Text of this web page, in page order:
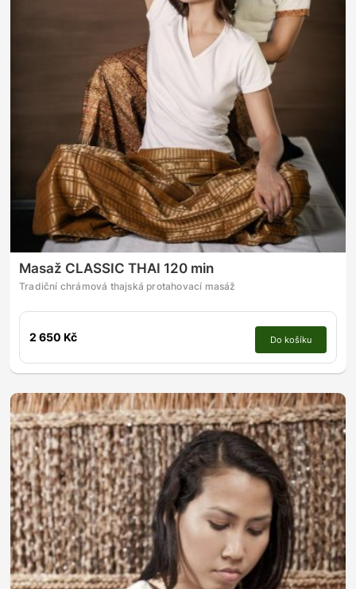
Masaž CLASSIC THAI 120 min
Tradiční chrámová thajská protahovací masáž
2 650 Kč Do košíku